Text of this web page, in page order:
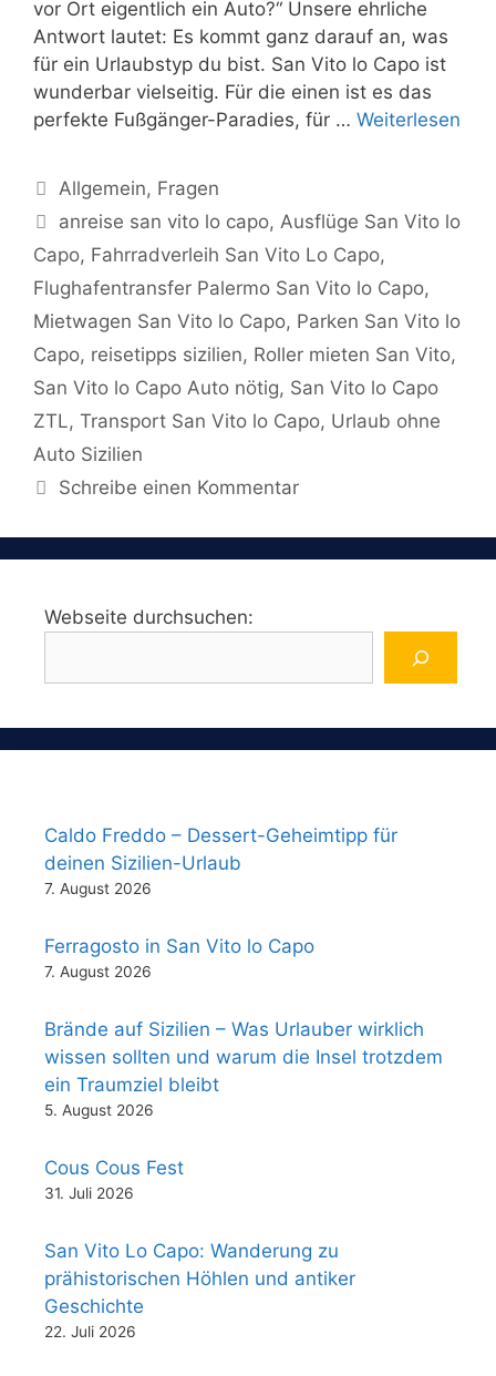
vor Ort eigentlich ein Auto?“ Unsere ehrliche
Antwort lautet: Es kommt ganz darauf an, was
für ein Urlaubstyp du bist. San Vito lo Capo ist
wunderbar vielseitig. Für die einen ist es das
perfekte Fußgänger-Paradies, für … Weiterlesen
Kategorien
Allgemein, Fragen
Schlagwörter
anreise san vito lo capo,Ausflüge San Vito lo
Capo, Fahrradverleih San Vito Lo Capo,
Flughafentransfer Palermo San Vito lo Capo,
Mietwagen San Vito lo Capo, Parken San Vito lo
Capo, reisetipps sizilien, Roller mieten San Vito,
San Vito lo Capo Auto nötig, San Vito lo Capo
ZTL, Transport San Vito lo Capo, Urlaub ohne
Auto Sizilien
Schreibe einen Kommentar
Webseite durchsuchen:
Caldo Freddo – Dessert-Geheimtipp für
deinen Sizilien-Urlaub
7. August 2026
Ferragosto in San Vito lo Capo
7. August 2026
Brände auf Sizilien – Was Urlauber wirklich
wissen sollten und warum die Insel trotzdem
ein Traumziel bleibt
5. August 2026
Cous Cous Fest
31. Juli 2026
San Vito Lo Capo: Wanderung zu
prähistorischen Höhlen und antiker
Geschichte
22. Juli 2026